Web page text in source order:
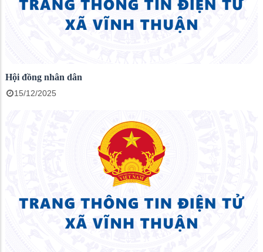
Hội đồng nhân dân
15/12/2025